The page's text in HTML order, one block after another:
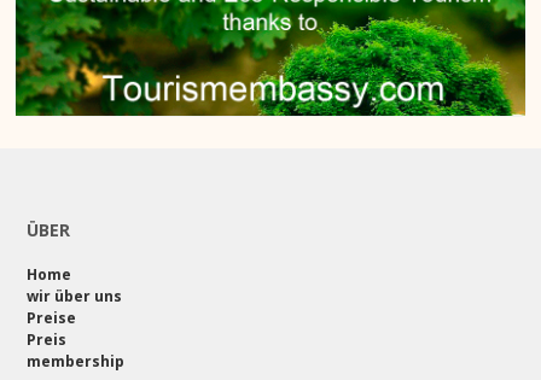
ÜBER
Home
wir über uns
Preise
Preis
membership